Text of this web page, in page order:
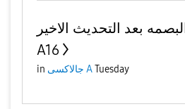
بعد التحديث الاخير
A16
in جالاكسى ATuesday